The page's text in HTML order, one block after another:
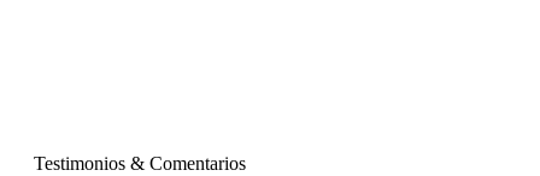
Testimonios & Comentarios